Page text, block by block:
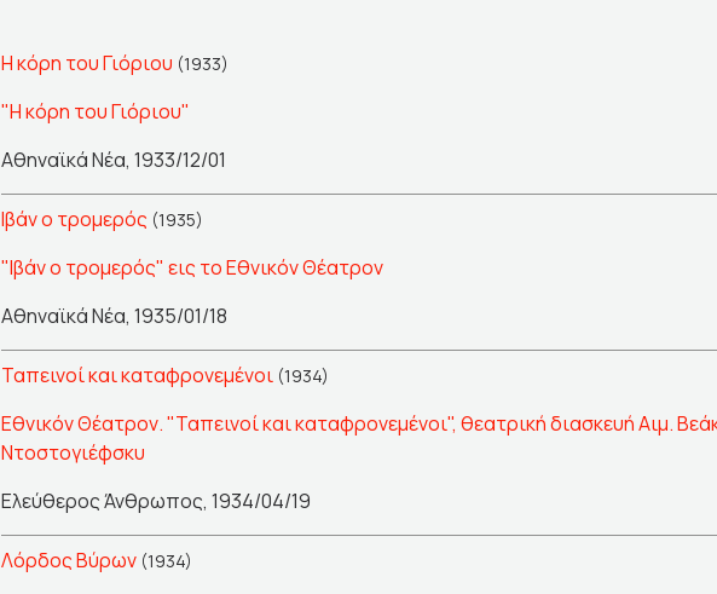
Η κόρη του Γιόριου (1933)
"Η κόρη του Γιόριου"
Αθηναϊκά Νέα, 1933/12/01
Ιβάν ο τρομερός (1935)
"Ιβάν ο τρομερός" εις το Εθνικόν Θέατρον
Αθηναϊκά Νέα, 1935/01/18
Ταπεινοί και καταφρονεμένοι (1934)
Εθνικόν Θέατρον. "Ταπεινοί και καταφρονεμένοι", θεατρική διασκευή Αιμ.
Ντοστογιέφσκυ
Ελεύθερος Άνθρωπος, 1934/04/19
Λόρδος Βύρων (1934)